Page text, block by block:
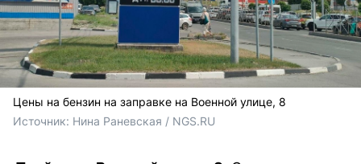
Цены на бензин на заправке на Военной улице, 8
Источник: Нина Раневская / NGS.RU